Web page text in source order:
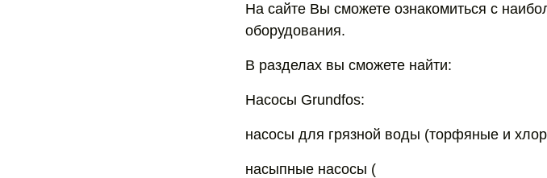
На сайте Вы сможете ознакомиться с
оборудования.
В разделах вы сможете найти:
Насосы Grundfos:
насосы для грязной воды (торфяные и
насыпные насосы (